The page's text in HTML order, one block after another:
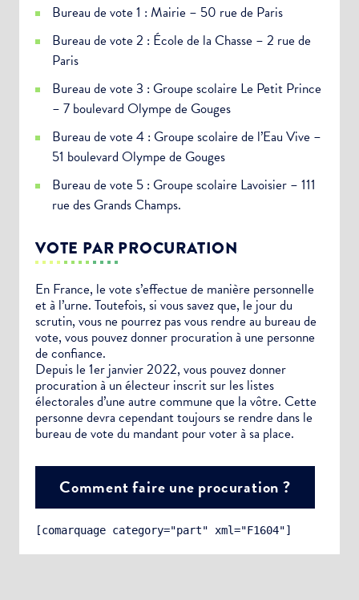
Bureau de vote 1 : Mairie – 50 rue de Paris
Bureau de vote 2 : École de la Chasse – 2 rue de
Paris
Bureau de vote 3 : Groupe scolaire Le Petit Prince
– 7 boulevard Olympe de Gouges
Bureau de vote 4 : Groupe scolaire de l’Eau Vive –
51 boulevard Olympe de Gouges
Bureau de vote 5 : Groupe scolaire Lavoisier – 111
rue des Grands Champs.
VOTE PAR PROCURATION
En France, le vote s’effectue de manière personnelle
et à l’urne. Toutefois, si vous savez que, le jour du
scrutin, vous ne pourrez pas vous rendre au bureau de
vote, vous pouvez donner procuration à une personne
de confiance.
Depuis le 1er janvier 2022, vous pouvez donner
procuration à un électeur inscrit sur les listes
électorales d’une autre commune que la vôtre. Cette
personne devra cependant toujours se rendre dans le
bureau de vote du mandant pour voter à sa place.
Comment faire une procuration ?
[comarquage category="part" xml="F1604"]